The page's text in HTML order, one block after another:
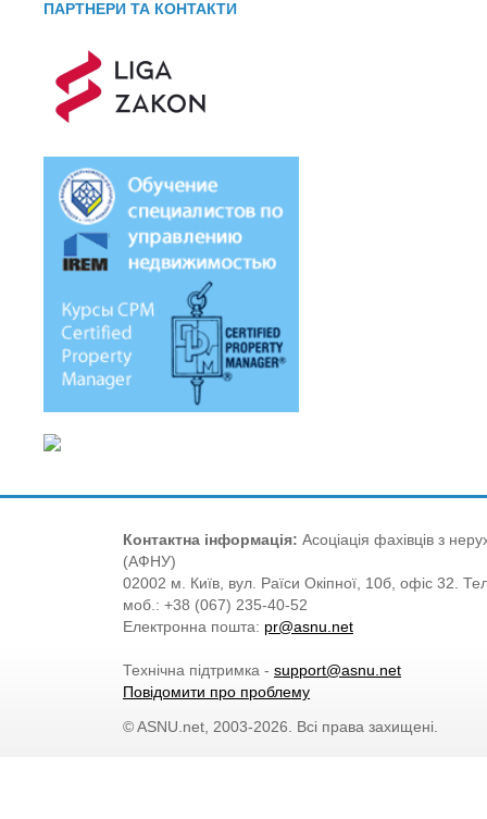
ПАРТНЕРИ ТА КОНТАКТИ
Контактна інформація: Асоціація фахівців з
(АФНУ)
02002 м. Київ, вул. Раїси Окіпної, 10б, офіс 32.
моб.: +38 (067) 235-40-52
Електронна пошта: pr@asnu.net
Технічна підтримка - support@asnu.net
Повідомити про проблему
© ASNU.net, 2003-2026. Всі права захищені.